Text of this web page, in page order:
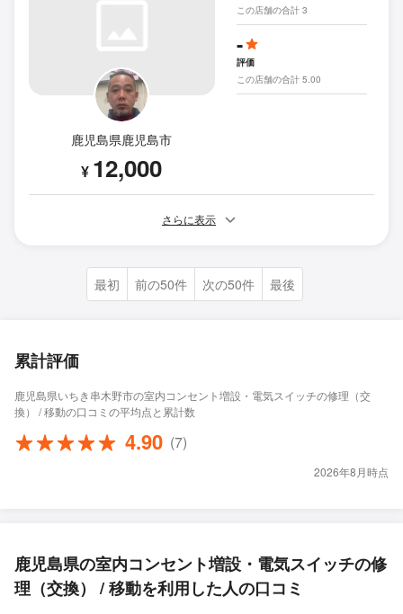
鹿児島県鹿児島市
¥ 12,000
この店舗の合計 3
-
評価
この店舗の合計 5.00
さらに表示
最初 前の50件 次の50件 最後
累計評価
鹿児島県いちき串木野市の室内コンセント増設・電気スイッチの修理（交
換） / 移動の口コミの平均点と累計数
4.90 (7)
2026年8月時点
鹿児島県の室内コンセント増設・電気スイッチの修
理（交換） / 移動を利用した人の口コミ